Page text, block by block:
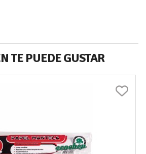
TE PUEDE GUSTAR